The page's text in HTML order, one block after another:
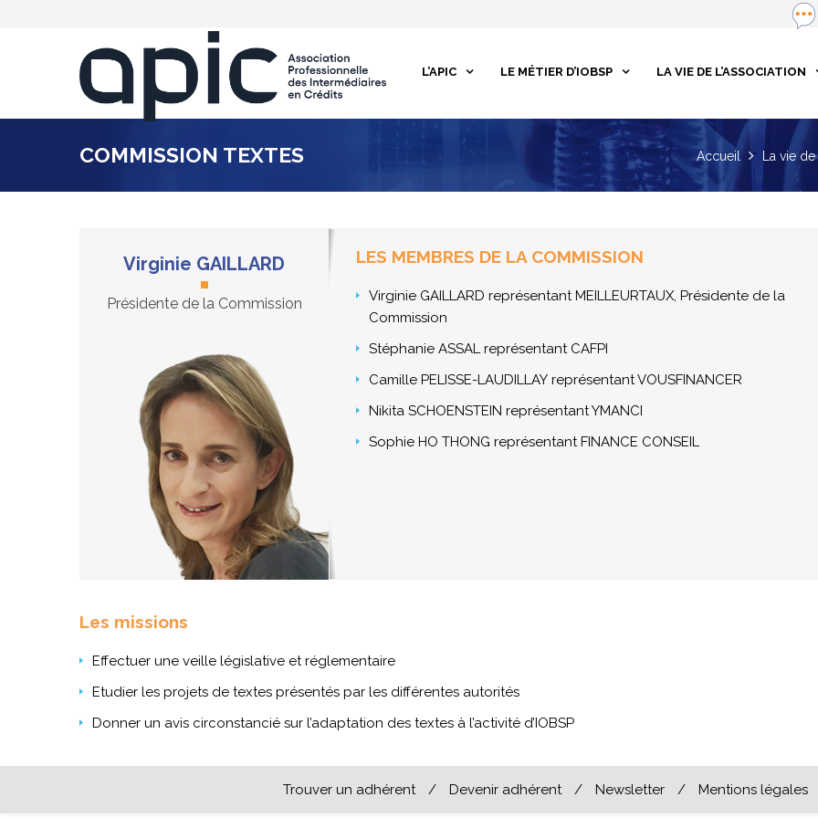
L’APIC LE MÉTIER D’IOBSP LA VIE DE L’ASSOCIATION
COMMISSION TEXTES Accueil La vie
Virginie GAILLARD
Présidente de la Commission
LES MEMBRES DE LA COMMISSION
Virginie GAILLARD représentant MEILLEURTAUX, Présidente de la
Commission
Stéphanie ASSAL représentant CAFPI
Camille PELISSE-LAUDILLAY représentant VOUSFINANCER
Nikita SCHOENSTEIN représentant YMANCI
Sophie HO THONG représentant FINANCE CONSEIL
Les missions
Effectuer une veille législative et réglementaire
Etudier les projets de textes présentés par les différentes autorités
Donner un avis circonstancié sur l’adaptation des textes à l’activité d’IOBSP
Trouver un adhérent / Devenir adhérent / Newsletter / Mentions légales